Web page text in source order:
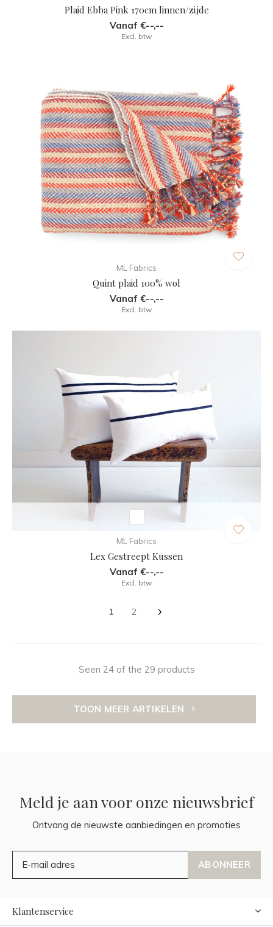
Plaid Ebba Pink 170cm linnen/zijde
Vanaf €--,--
Excl. btw
ML Fabrics
Quint plaid 100% wol
Vanaf €--,--
Excl. btw
ML Fabrics
Lex Gestreept Kussen
Vanaf €--,--
Excl. btw
1 2
Seen 24 of the 29 products
TOON MEER ARTIKELEN
Meld je aan voor onze nieuwsbrief
Ontvang de nieuwste aanbiedingen en promoties
ABONNEER
Klantenservice